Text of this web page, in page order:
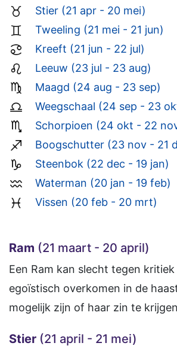
Stier (21 apr - 20 mei)
Tweeling (21 mei - 21 jun)
Kreeft (21 jun - 22 jul)
Leeuw (23 jul - 23 aug)
Maagd (24 aug - 23 sep)
Weegschaal (24 sep - 23
Schorpioen (24 okt - 22
Boogschutter (23 nov - 21
Steenbok (22 dec - 19 jan)
Waterman (20 jan - 19 feb)
Vissen (20 feb - 20 mrt)
Ram (21 maart - 20 april)
Een Ram kan slecht tegen kritiek
egoïstisch overkomen in de
mogelijk zijn of haar zin te
Stier (21 april - 21 mei)